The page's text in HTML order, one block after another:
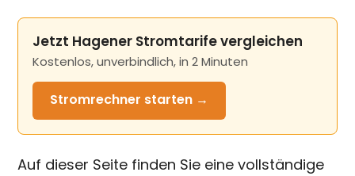
Jetzt Hagener Stromtarife vergleichen
Kostenlos, unverbindlich, in 2 Minuten
Stromrechner starten →
Auf dieser Seite finden Sie eine vollständige